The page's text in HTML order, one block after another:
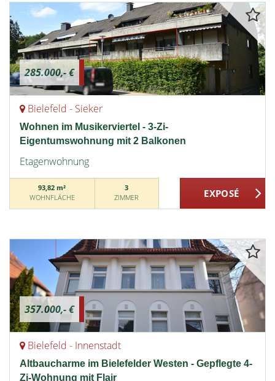
285.000,- €
Bielefeld - Sieker
Wohnen im Musikerviertel - 3-Zi-
Eigentumswohnung mit 2 Balkonen
Etagenwohnung
93,82 m²
WOHNFLÄCHE
3
ZIMMER
357.000,- €
Bielefeld - Innenstadt
Altbaucharme im Bielefelder Westen - Gepflegte 4-
Zi-Wohnung mit Flair